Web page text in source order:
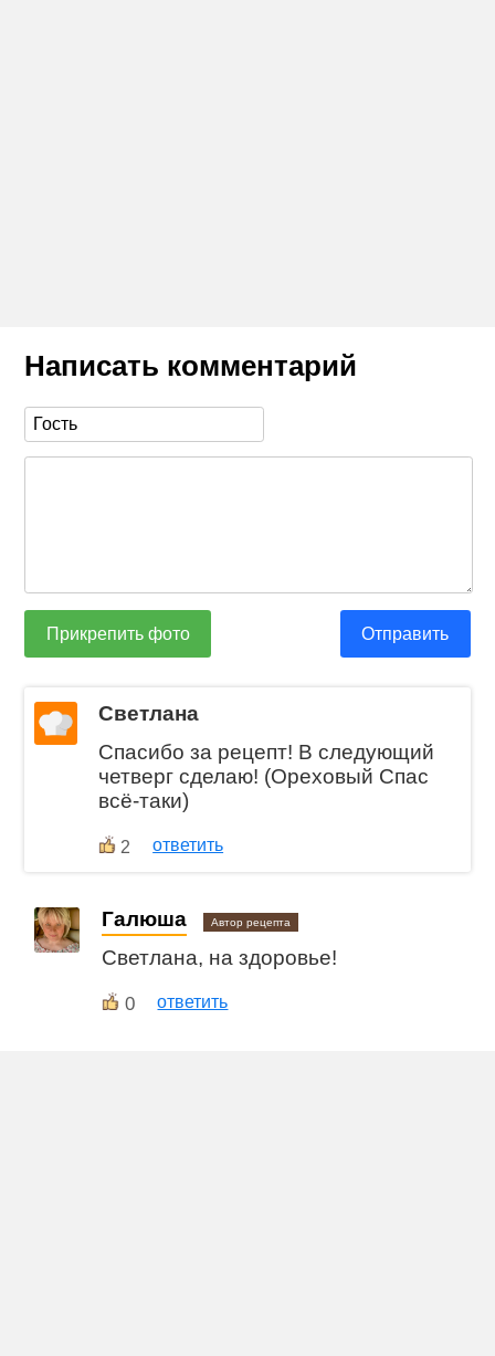
Написать комментарий
Прикрепить фото Отправить
Светлана
Спасибо за рецепт! В следующий
четверг сделаю! (Ореховый Спас
всё-таки)
2 ответить
Галюша Автор рецепта
Светлана, на здоровье!
0 ответить